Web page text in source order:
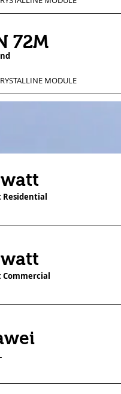
72M
MODULE
Residential